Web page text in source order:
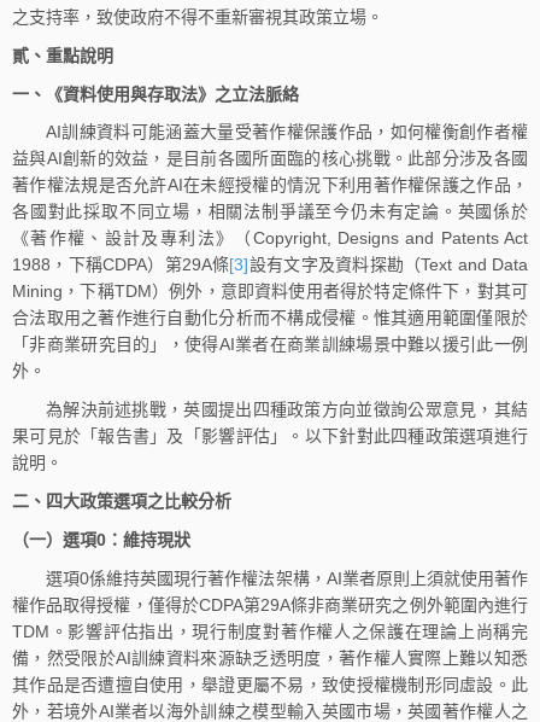
之支持率，致使政府不得不重新審視其政策立場。
貳、 重點說明
一、《資料使用與存取法》之立法脈絡
AI訓練資料可能涵蓋大量受著作權保護作品，如何權衡創作者權
益與AI創新的效益，是目前各國所面臨的核心挑戰。此部分涉及各國
著作權法規是否允許AI在未經授權的情況下利用著作權保護之作品，
各國對此採取不同立場，相關法制爭議至今仍未有定論。英國係於
《著作權、設計及專利法》（Copyright, Designs and Patents Act
1988，下稱CDPA）第29A條[3]設有文字及資料探勘（Text and Data
Mining，下稱TDM）例外，意即資料使用者得於特定條件下，對其可
合法取用之著作進行自動化分析而不構成侵權。惟其適用範圍僅限於
「非商業研究目的」，使得AI業者在商業訓練場景中難以援引此一例
外。
為解決前述挑戰，英國提出四種政策方向並徵詢公眾意見，其結
果可見於「報告書」及「影響評估」。以下針對此四種政策選項進行
說明。
二、四大政策選項之比較分析
（一）選項0 ：維持現狀
選項0係維持英國現行著作權法架構，AI業者原則上須就使用著作
權作品取得授權，僅得於CDPA第29A條非商業研究之例外範圍內進行
TDM。影響評估指出，現行制度對著作權人之保護在理論上尚稱完
備，然受限於AI訓練資料來源缺乏透明度，著作權人實際上難以知悉
其作品是否遭擅自使用，舉證更屬不易，致使授權機制形同虛設。此
外，若境外AI業者以海外訓練之模型輸入英國市場，英國著作權人之